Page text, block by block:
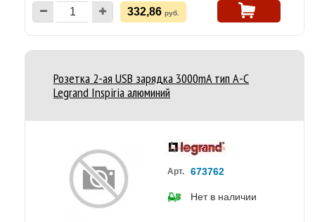
332,86 руб.
Розетка 2-ая USB зарядка 3000mA тип А-С
Legrand Inspiria алюминий
Арт. 673762
Нет в наличии